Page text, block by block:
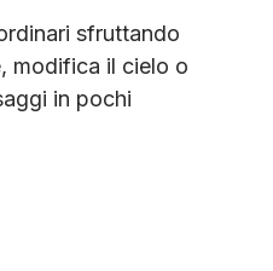
sfruttando
modifica il cielo o
in pochi